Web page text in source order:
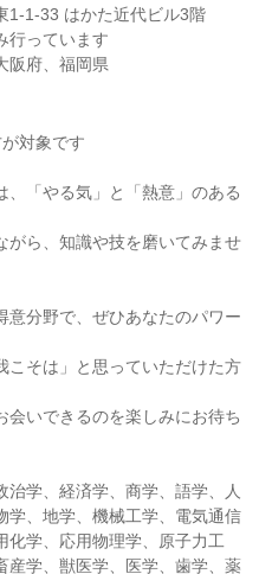
1-1-33 はかた近代ビル3階
行っています
阪府、福岡県
対象です
「やる気」と「熱意」のある
がら、知識や技を磨いてみませ
意分野で、ぜひあなたのパワー
こそは」と思っていただけた方
いできるのを楽しみにお待ち
学、経済学、商学、語学、人
学、地学、機械工学、電気通信
化学、応用物理学、原子力工
産学、獣医学、医学、歯学、薬